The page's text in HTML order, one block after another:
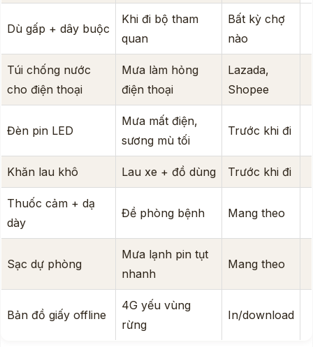
Dù gấp + dây buộc
Khi đi bộ tham
quan
Bất kỳ chợ
nào
Túi chống nước
cho điện thoại
Mưa làm hỏng
điện thoại
Lazada,
Shopee
Đèn pin LED
Mưa mất điện,
sương mù tối
Trước khi đi
Khăn lau khô Lau xe + đồ dùng Trước khi đi
Thuốc cảm + dạ
dày
Đề phòng bệnh Mang theo
Sạc dự phòng
Mưa lạnh pin tụt
nhanh
Mang theo
Bản đồ giấy offline
4G yếu vùng
rừng
In/download